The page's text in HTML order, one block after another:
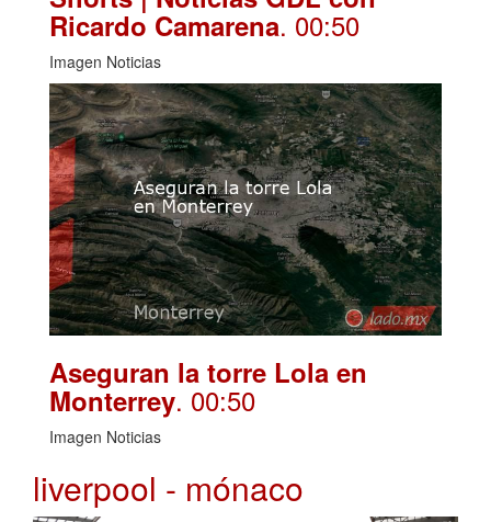
Ricardo Camarena. 00:50
Imagen Noticias
Aseguran la torre Lola en
Monterrey. 00:50
Imagen Noticias
liverpool - mónaco